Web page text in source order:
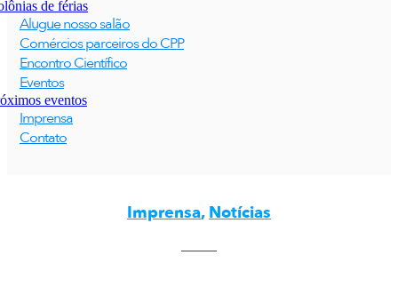
de férias
Alugue nosso salão
Comércios parceiros do CPP
Encontro Científico
Eventos
eventos
Imprensa
Contato
Imprensa,Notícias